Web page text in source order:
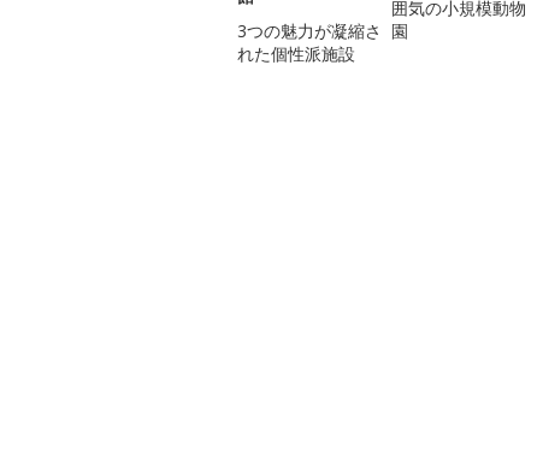
3つの魅力が凝縮さ
れた個性派施設
囲気の小規模動物
園